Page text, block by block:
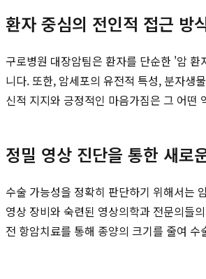
환자 중심의 전인적 접근 방
구로병원 대장암팀은 환자를 단순한 '암
니다. 또한, 암세포의 유전적 특성, 분자생
신적 지지와 긍정적인 마음가짐은 그 어떤
정밀 영상 진단을 통한 새로
수술 가능성을 정확히 판단하기 위해서는
영상 장비와 숙련된 영상의학과 전문의들
전 항암치료를 통해 종양의 크기를 줄여